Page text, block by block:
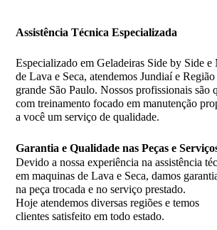
Assistência Técnica Especializada
Especializado em Geladeiras Side by Side e
de Lava e Seca, atendemos Jundiaí e
grande São Paulo. Nossos profissionais são
com treinamento focado em manutenção
a você um serviço de qualidade.
Garantia e Qualidade nas Peças e
Devido a nossa experiência na assistência
em maquinas de Lava e Seca, damos
na peça trocada e no serviço prestado.
Hoje atendemos diversas regiões e temos
clientes satisfeito em todo estado.